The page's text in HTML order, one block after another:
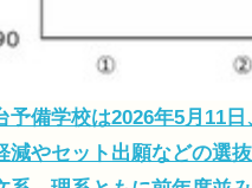
備学校は2026年5月11
減やセット出願などの選